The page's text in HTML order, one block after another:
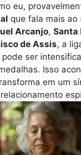
eu,
que fala mais ao
Arcanjo, Santa
de Assis, a
ser
Isso
em um